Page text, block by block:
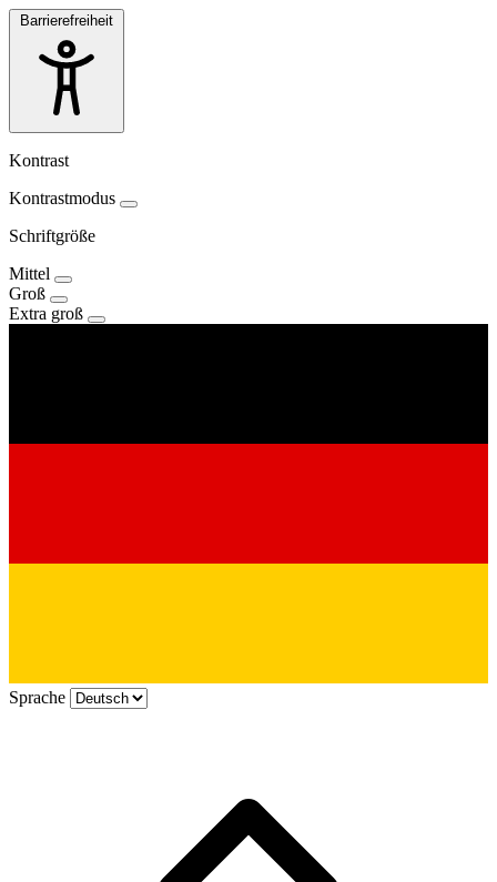
Barrierefreiheit
Kontrast
Kontrastmodus
Schriftgröße
Mittel
Groß
Extra groß
Sprache